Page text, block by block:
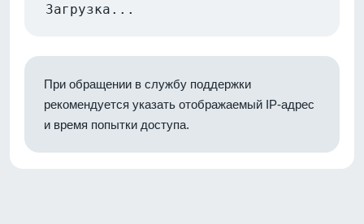
Загрузка...
При обращении в службу поддержки
рекомендуется указать отображаемый IP-адрес
и время попытки доступа.